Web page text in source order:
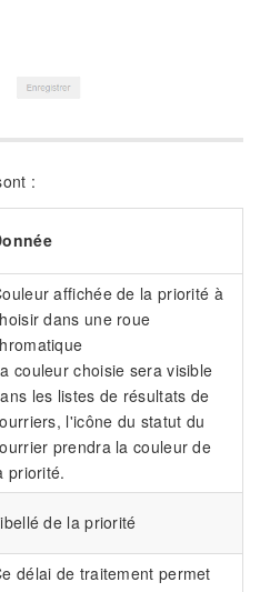
:
affichée de la priorité à
dans une roue
couleur choisie sera visible
les listes de résultats de
l'icône du statut du
prendra la couleur de
priorité.
de la priorité
délai de traitement permet